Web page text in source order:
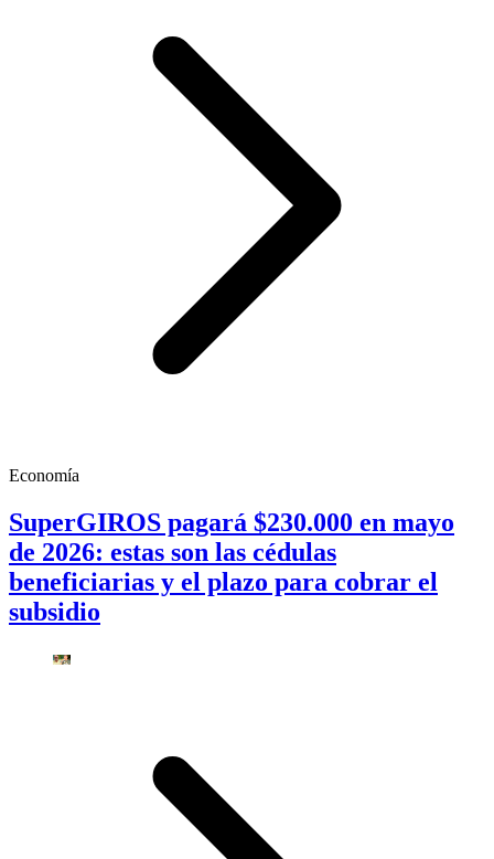
Economía
SuperGIROS pagará $230.000 en mayo
de 2026: estas son las cédulas
beneficiarias y el plazo para cobrar el
subsidio